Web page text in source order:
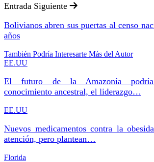
Entrada Siguiente
Bolivianos abren sus puertas al censo
años
También Podría Interesarte Más del Autor
EE.UU
El futuro de la Amazonía podría
conocimiento ancestral, el liderazgo…
EE.UU
Nuevos medicamentos contra la
atención, pero plantean…
Florida